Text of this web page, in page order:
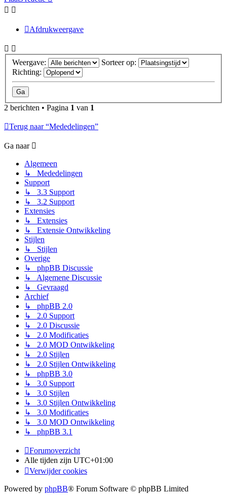
Afdrukweergave
Weergave:
Sorteer op:
Richting:
2 berichten • Pagina 1 van 1
Terug naar “Mededelingen”
Ga naar
Algemeen
↳ Mededelingen
Support
↳ 3.3 Support
↳ 3.2 Support
Extensies
↳ Extensies
↳ Extensie Ontwikkeling
Stijlen
↳ Stijlen
Overige
↳ phpBB Discussie
↳ Algemene Discussie
↳ Gevraagd
Archief
↳ phpBB 2.0
↳ 2.0 Support
↳ 2.0 Discussie
↳ 2.0 Modificaties
↳ 2.0 MOD Ontwikkeling
↳ 2.0 Stijlen
↳ 2.0 Stijlen Ontwikkeling
↳ phpBB 3.0
↳ 3.0 Support
↳ 3.0 Stijlen
↳ 3.0 Stijlen Ontwikkeling
↳ 3.0 Modificaties
↳ 3.0 MOD Ontwikkeling
↳ phpBB 3.1
Forumoverzicht
Alle tijden zijn UTC+01:00
Verwijder cookies
Powered by phpBB® Forum Software © phpBB Limited